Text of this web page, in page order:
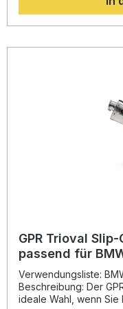
sportliches, aber
dank mitgeliefertem,
unkompliziert. Alle
Italien unter DIN-
Furore Nero Slip-On
GPR Trioval
passend für
Verwendungsliste:
Beschreibung: Der
ideale Wahl, wenn